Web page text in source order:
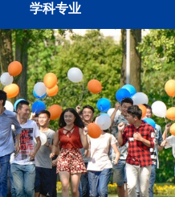
学科专业